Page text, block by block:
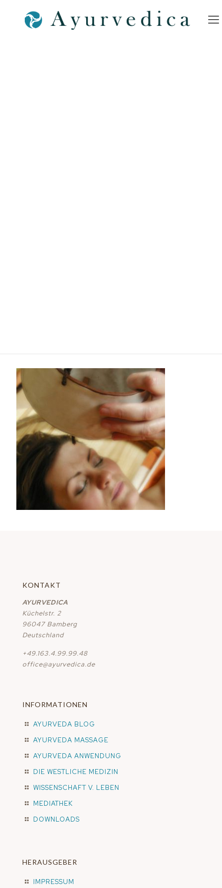
KONTAKT
AYURVEDICA
Küchelstr. 2
96047 Bamberg
Deutschland
+49.163.4.99.99.48
office@ayurvedica.de
INFORMATIONEN
AYURVEDA BLOG
AYURVEDA MASSAGE
AYURVEDA ANWENDUNG
DIE WESTLICHE MEDIZIN
WISSENSCHAFT V. LEBEN
MEDIATHEK
DOWNLOADS
HERAUSGEBER
IMPRESSUM